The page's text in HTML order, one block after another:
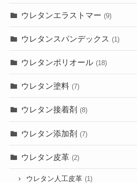
ウレタンエラストマー (9)
ウレタンスパンデックス (1)
ウレタンポリオール (18)
ウレタン塗料 (7)
ウレタン接着剤 (8)
ウレタン添加剤 (7)
ウレタン皮革 (2)
ウレタン人工皮革 (1)